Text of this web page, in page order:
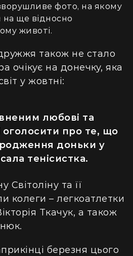
фото, на якому
на ще відносно
животі.
також не стало
очікує на донечку, яка
у жовтні:
любові та
оголосити про те, що
доньки у
тенісистка.
Світоліну та її
колеги – легкоатлетки
Ткачук, а також
березня цього